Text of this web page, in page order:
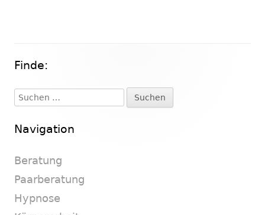
Haupt-
Seitenleiste
Finde:
Suchen
nach:
Navigation
Beratung
Paarberatung
Hypnose